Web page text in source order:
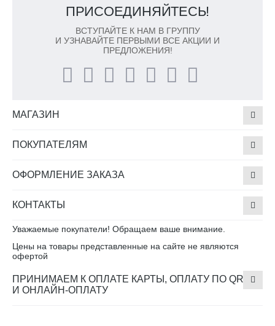
ПРИСОЕДИНЯЙТЕСЬ!
ВСТУПАЙТЕ К НАМ В ГРУППУ
И УЗНАВАЙТЕ ПЕРВЫМИ ВСЕ АКЦИИ И
ПРЕДЛОЖЕНИЯ!
МАГАЗИН
ПОКУПАТЕЛЯМ
ОФОРМЛЕНИЕ ЗАКАЗА
КОНТАКТЫ
Уважаемые покупатели! Обращаем ваше внимание.
Цены на товары представленные на сайте не являются
офертой
ПРИНИМАЕМ К ОПЛАТЕ КАРТЫ, ОПЛАТУ ПО QR
И ОНЛАЙН-ОПЛАТУ